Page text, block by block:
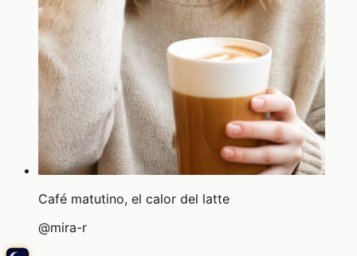
Café matutino, el calor del latte
@mira-r